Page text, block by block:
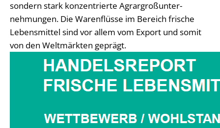
sondern stark konzentrierte Agrargroßunter-
nehmungen. Die Warenflüsse im Bereich frische
Lebensmittel sind vor allem vom Export und somit
von den Weltmärkten geprägt.